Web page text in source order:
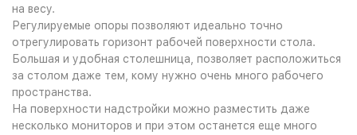
на весу.
Регулируемые опоры позволяют идеально точно
отрегулировать горизонт рабочей поверхности стола.
Большая и удобная столешница, позволяет расположиться
за столом даже тем, кому нужно очень много рабочего
пространства.
На поверхности надстройки можно разместить даже
несколько мониторов и при этом останется еще много